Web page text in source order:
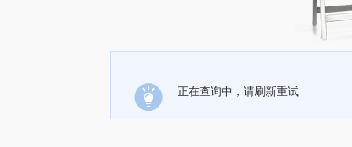
正在查询中，请刷新重试